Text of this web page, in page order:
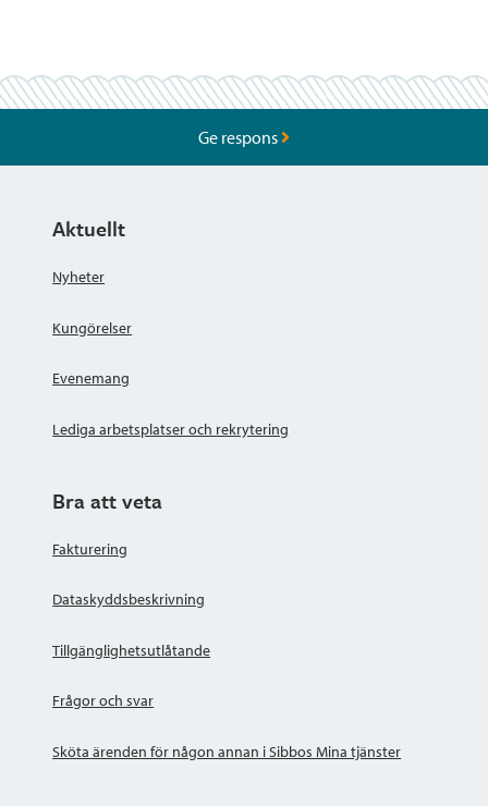
Ge respons
Aktuellt
Nyheter
Kungörelser
Evenemang
Lediga arbetsplatser och rekrytering
Bra att veta
Fakturering
Dataskyddsbeskrivning
Tillgänglighetsutlåtande
Frågor och svar
Sköta ärenden för någon annan i Sibbos Mina tjänster